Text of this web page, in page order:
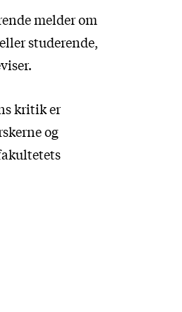
melder om
studerende,
kritik er
og